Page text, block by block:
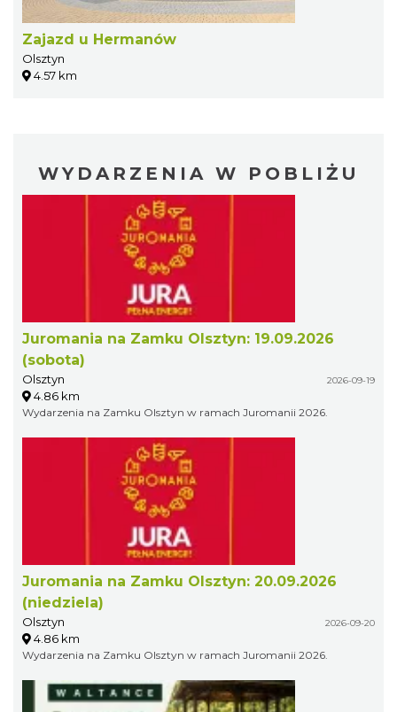
Zajazd u Hermanów
Olsztyn
4.57 km
WYDARZENIA W POBLIŻU
Juromania na Zamku Olsztyn: 19.09.2026
(sobota)
Olsztyn 2026-09-19
4.86 km
Wydarzenia na Zamku Olsztyn w ramach Juromanii 2026.
Juromania na Zamku Olsztyn: 20.09.2026
(niedziela)
Olsztyn 2026-09-20
4.86 km
Wydarzenia na Zamku Olsztyn w ramach Juromanii 2026.